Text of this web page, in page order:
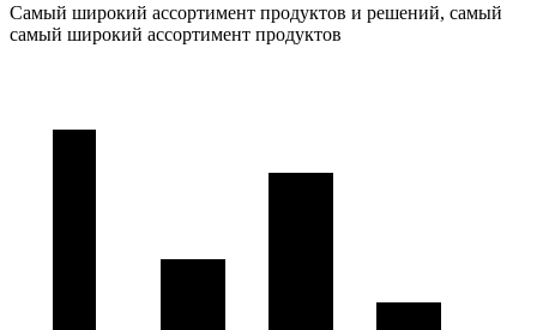
Самый широкий ассортимент продуктов и решений, самый
самый широкий ассортимент продуктов